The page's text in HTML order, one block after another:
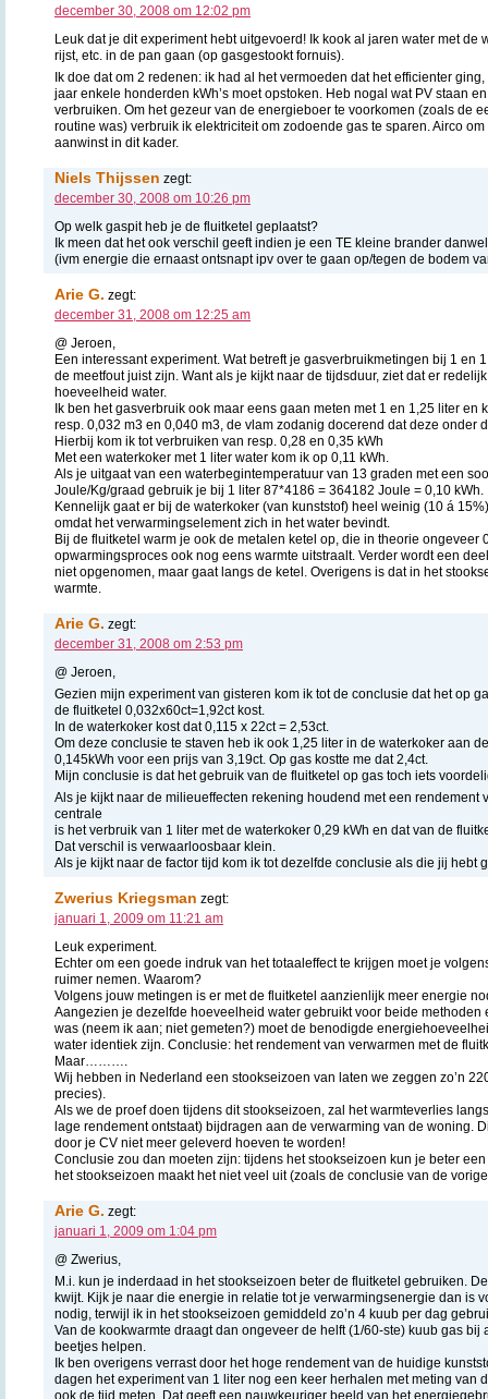
december 30, 2008 om 12:02 pm
Leuk dat je dit experiment hebt uitgevoerd! Ik kook al jaren water met de
rijst, etc. in de pan gaan (op gasgestookt fornuis).
Ik doe dat om 2 redenen: ik had al het vermoeden dat het efficienter
jaar enkele honderden kWh’s moet opstoken. Heb nogal wat PV staan
verbruiken. Om het gezeur van de energieboer te voorkomen (zoals de
routine was) verbruik ik elektriciteit om zodoende gas te sparen. Airco
aanwinst in dit kader.
Niels Thijssen zegt:
december 30, 2008 om 10:26 pm
Op welk gaspit heb je de fluitketel geplaatst?
Ik meen dat het ook verschil geeft indien je een TE kleine brander
(ivm energie die ernaast ontsnapt ipv over te gaan op/tegen de bodem
Arie G. zegt:
december 31, 2008 om 12:25 am
@ Jeroen,
Een interessant experiment. Wat betreft je gasverbruikmetingen bij 1 en
de meetfout juist zijn. Want als je kijkt naar de tijdsduur, ziet dat er
hoeveelheid water.
Ik ben het gasverbruik ook maar eens gaan meten met 1 en 1,25 liter en
resp. 0,032 m3 en 0,040 m3, de vlam zodanig docerend dat deze onder
Hierbij kom ik tot verbruiken van resp. 0,28 en 0,35 kWh
Met een waterkoker met 1 liter water kom ik op 0,11 kWh.
Als je uitgaat van een waterbegintemperatuur van 13 graden met een
Joule/Kg/graad gebruik je bij 1 liter 87*4186 = 364182 Joule = 0,10 kWh.
Kennelijk gaat er bij de waterkoker (van kunststof) heel weinig (10 á
omdat het verwarmingselement zich in het water bevindt.
Bij de fluitketel warm je ook de metalen ketel op, die in theorie ongeveer
opwarmingsproces ook nog eens warmte uitstraalt. Verder wordt een
niet opgenomen, maar gaat langs de ketel. Overigens is dat in het
warmte.
Arie G. zegt:
december 31, 2008 om 2:53 pm
@ Jeroen,
Gezien mijn experiment van gisteren kom ik tot de conclusie dat het op
de fluitketel 0,032x60ct=1,92ct kost.
In de waterkoker kost dat 0,115 x 22ct = 2,53ct.
Om deze conclusie te staven heb ik ook 1,25 liter in de waterkoker aan
0,145kWh voor een prijs van 3,19ct. Op gas kostte me dat 2,4ct.
Mijn conclusie is dat het gebruik van de fluitketel op gas toch iets
Als je kijkt naar de milieueffecten rekening houdend met een rendement
centrale
is het verbruik van 1 liter met de waterkoker 0,29 kWh en dat van de
Dat verschil is verwaarloosbaar klein.
Als je kijkt naar de factor tijd kom ik tot dezelfde conclusie als die jij hebt
Zwerius Kriegsman zegt:
januari 1, 2009 om 11:21 am
Leuk experiment.
Echter om een goede indruk van het totaaleffect te krijgen moet je
ruimer nemen. Waarom?
Volgens jouw metingen is er met de fluitketel aanzienlijk meer energie
Aangezien je dezelfde hoeveelheid water gebruikt voor beide methoden
was (neem ik aan; niet gemeten?) moet de benodigde
water identiek zijn. Conclusie: het rendement van verwarmen met de
Maar……….
Wij hebben in Nederland een stookseizoen van laten we zeggen zo’n
precies).
Als we de proef doen tijdens dit stookseizoen, zal het warmteverlies
lage rendement ontstaat) bijdragen aan de verwarming van de woning.
door je CV niet meer geleverd hoeven te worden!
Conclusie zou dan moeten zijn: tijdens het stookseizoen kun je beter
het stookseizoen maakt het niet veel uit (zoals de conclusie van de
Arie G. zegt:
januari 1, 2009 om 1:04 pm
@ Zwerius,
M.i. kun je inderdaad in het stookseizoen beter de fluitketel gebruiken.
kwijt. Kijk je naar die energie in relatie tot je verwarmingsenergie dan is
nodig, terwijl ik in het stookseizoen gemiddeld zo’n 4 kuub per dag
Van de kookwarmte draagt dan ongeveer de helft (1/60-ste) kuub gas bij
beetjes helpen.
Ik ben overigens verrast door het hoge rendement van de huidige
dagen het experiment van 1 liter nog een keer herhalen met meting van
ook de tijd meten. Dat geeft een nauwkeuriger beeld van het